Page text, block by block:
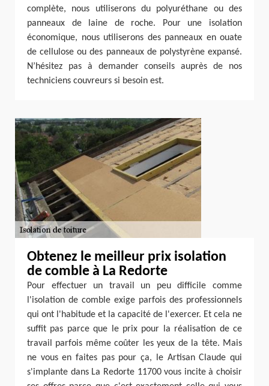
complète, nous utiliserons du polyuréthane ou des
panneaux de laine de roche. Pour une isolation
économique, nous utiliserons des panneaux en ouate
de cellulose ou des panneaux de polystyrène expansé.
N’hésitez pas à demander conseils auprès de nos
techniciens couvreurs si besoin est.
Obtenez le meilleur prix isolation
de comble à La Redorte
Pour effectuer un travail un peu difficile comme
l'isolation de comble exige parfois des professionnels
qui ont l'habitude et la capacité de l'exercer. Et cela ne
suffit pas parce que le prix pour la réalisation de ce
travail parfois même coûter les yeux de la tête. Mais
ne vous en faites pas pour ça, le Artisan Claude qui
s'implante dans La Redorte 11700 vous incite à choisir